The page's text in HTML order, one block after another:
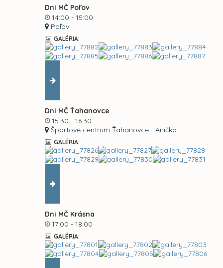
Dni MČ Poľov
14:00 - 15:00
Poľov
GALÉRIA:
Dni MČ Ťahanovce
15:30 - 16:30
Športové centrum Ťahanovce - Anička
GALÉRIA:
Dni MČ Krásna
17:00 - 18:00
GALÉRIA: